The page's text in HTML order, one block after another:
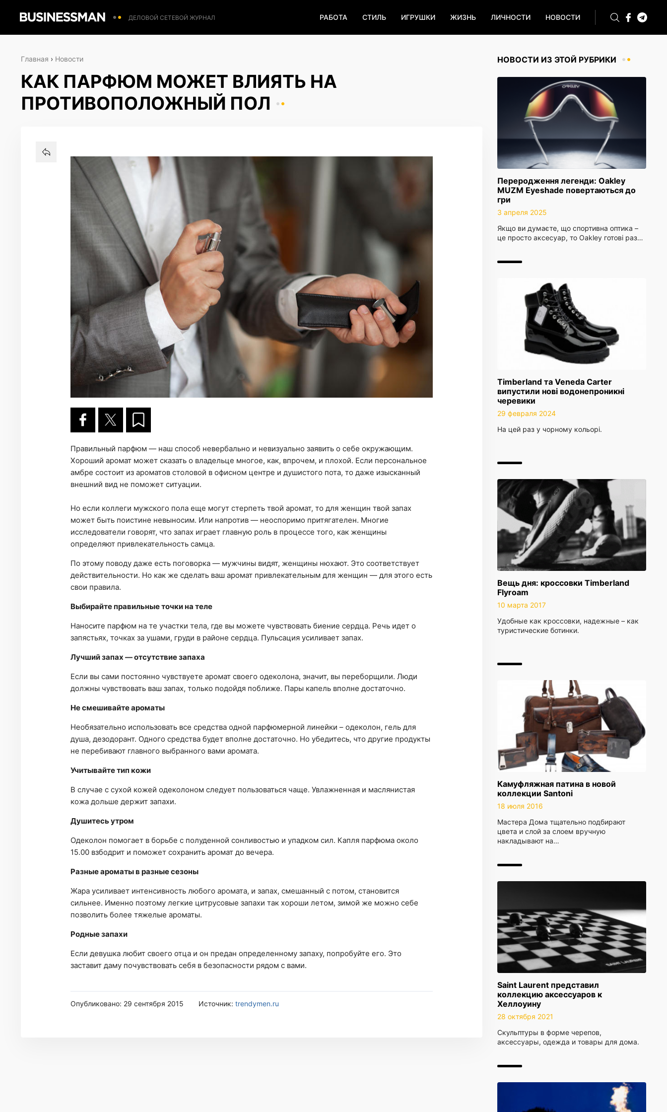
ДЕЛОВОЙ СЕТЕВОЙ ЖУРНАЛ РАБОТА СТИЛЬ ИГРУШКИ ЖИЗНЬ ЛИЧНОСТИ НОВОСТИ
НОВОСТИ ИЗ ЭТОЙ РУБРИКИ
Переродження легенди: Oakley
MUZM Eyeshade повертаються до
гри
3 апреля 2025
Якщо ви думаєте, що спортивна оптика –
це просто аксесуар, то Oakley готові раз…
Timberland та Veneda Carter
випустили нові водонепроникні
черевики
29 февраля 2024
На цей раз у чорному кольорі.
Вещь дня: кроссовки Timberland
Flyroam
10 марта 2017
Удобные как кроссовки, надежные – как
туристические ботинки.
Камуфляжная патина в новой
коллекции Santoni
18 июля 2016
Мастера Дома тщательно подбирают
цвета и слой за слоем вручную
накладывают на…
Saint Laurent представил
коллекцию аксессуаров к
Хеллоуину
28 октября 2021
Скульптуры в форме черепов,
аксессуары, одежда и товары для дома.
Главная › Новости
КАК ПАРФЮМ МОЖЕТ ВЛИЯТЬ НА
ПРОТИВОПОЛОЖНЫЙ ПОЛ
Правильный парфюм — наш способ невербально и невизуально заявить о себе окружающим.
Хороший аромат может сказать о владельце многое, как, впрочем, и плохой. Если персональное
амбре состоит из ароматов столовой в офисном центре и душистого пота, то даже изысканный
внешний вид не поможет ситуации.
Но если коллеги мужского пола еще могут стерпеть твой аромат, то для женщин твой запах
может быть поистине невыносим. Или напротив — неоспоримо притягателен. Многие
исследователи говорят, что запах играет главную роль в процессе того, как женщины
определяют привлекательность самца.
По этому поводу даже есть поговорка — мужчины видят, женщины нюхают. Это соответствует
действительности. Но как же сделать ваш аромат привлекательным для женщин — для этого есть
свои правила.
Выбирайте правильные точки на теле
Наносите парфюм на те участки тела, где вы можете чувствовать биение сердца. Речь идет о
запястьях, точках за ушами, груди в районе сердца. Пульсация усиливает запах.
Лучший запах — отсутствие запаха
Если вы сами постоянно чувствуете аромат своего одеколона, значит, вы переборщили. Люди
должны чувствовать ваш запах, только подойдя поближе. Пары капель вполне достаточно.
Не смешивайте ароматы
Необязательно использовать все средства одной парфюмерной линейки – одеколон, гель для
душа, дезодорант. Одного средства будет вполне достаточно. Но убедитесь, что другие продукты
не перебивают главного выбранного вами аромата.
Учитывайте тип кожи
В случае с сухой кожей одеколоном следует пользоваться чаще. Увлажненная и маслянистая
кожа дольше держит запахи.
Душитесь утром
Одеколон помогает в борьбе с полуденной сонливостью и упадком сил. Капля парфюма около
15.00 взбодрит и поможет сохранить аромат до вечера.
Разные ароматы в разные сезоны
Жара усиливает интенсивность любого аромата, и запах, смешанный с потом, становится
сильнее. Именно поэтому легкие цитрусовые запахи так хороши летом, зимой же можно себе
позволить более тяжелые ароматы.
Родные запахи
Если девушка любит своего отца и он предан определенному запаху, попробуйте его. Это
заставит даму почувствовать себя в безопасности рядом с вами.
Опубликовано: 29 сентября 2015 Источник: trendymen.ru